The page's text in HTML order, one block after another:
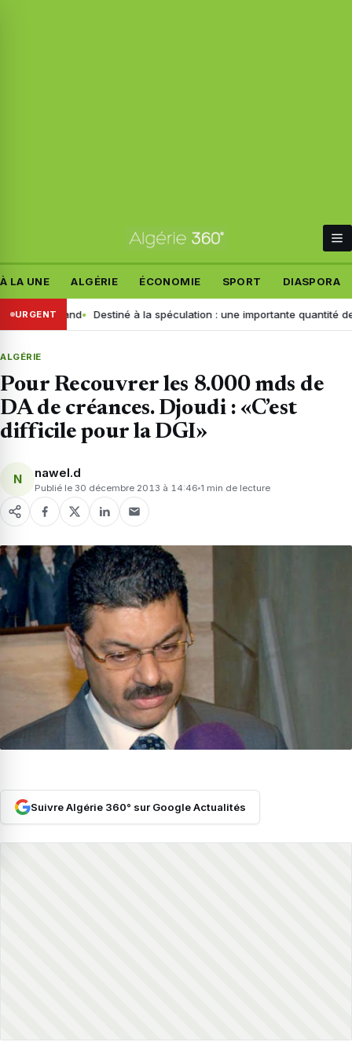
À LA UNE ALGÉRIE ÉCONOMIE SPORT DIASPORA
URGENT
allemand Destiné à la spéculation : une importante quantité de ce
ALGÉRIE
Pour Recouvrer les 8.000 mds de
DA de créances. Djoudi : «C’est
difficile pour la DGI»
N nawel.d
Publié le 30 décembre 2013 à 14:46 1 min de lecture
Suivre Algérie 360° sur Google Actualités